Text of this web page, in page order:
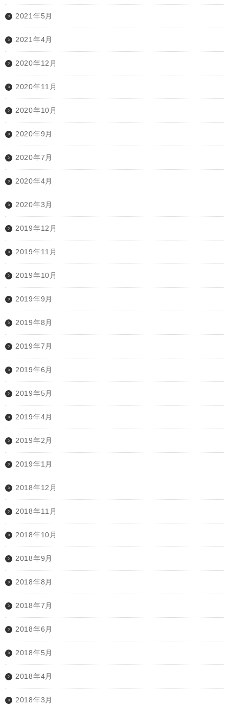
2021年5月
2021年4月
2020年12月
2020年11月
2020年10月
2020年9月
2020年7月
2020年4月
2020年3月
2019年12月
2019年11月
2019年10月
2019年9月
2019年8月
2019年7月
2019年6月
2019年5月
2019年4月
2019年2月
2019年1月
2018年12月
2018年11月
2018年10月
2018年9月
2018年8月
2018年7月
2018年6月
2018年5月
2018年4月
2018年3月